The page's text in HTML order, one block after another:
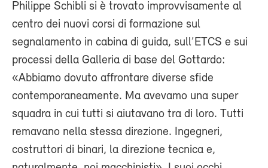
Philippe Schibli si è trovato improvvisamente al
centro dei nuovi corsi di formazione sul
segnalamento in cabina di guida, sull’ETCS e sui
processi della Galleria di base del Gottardo:
«Abbiamo dovuto affrontare diverse sfide
contemporaneamente. Ma avevamo una super
squadra in cui tutti si aiutavano tra di loro. Tutti
remavano nella stessa direzione. Ingegneri,
costruttori di binari, la direzione tecnica e,